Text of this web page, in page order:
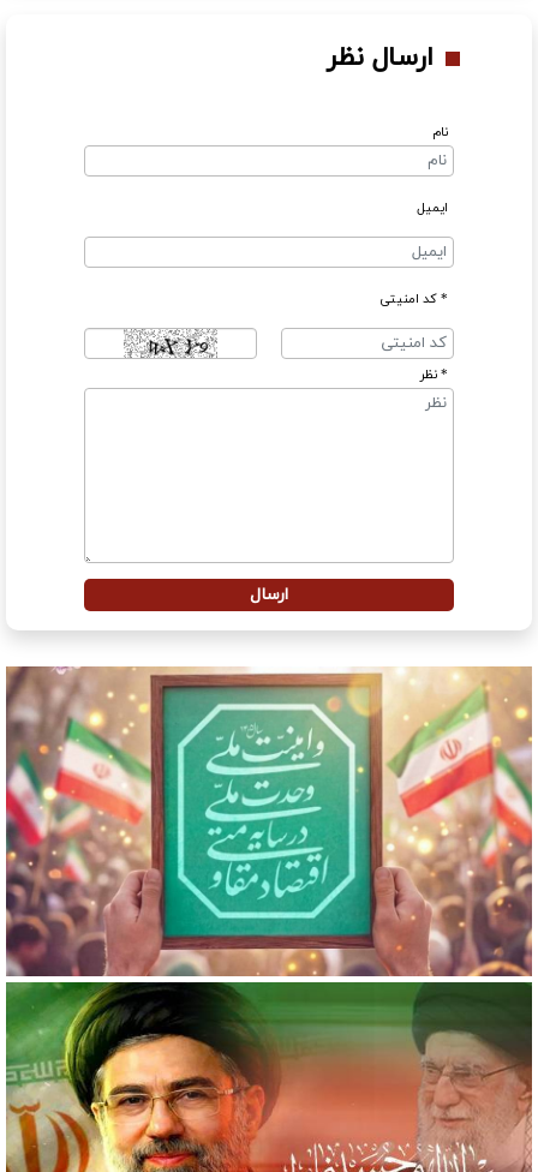
ارسال نظر
نام
ایمیل
* کد امنیتی
* نظر